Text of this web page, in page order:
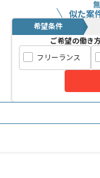
似た案
希望条件
ご希望の働き
フリーランス